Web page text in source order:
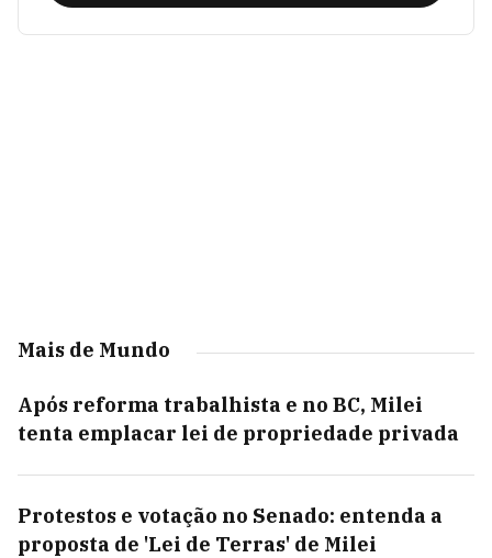
Mais de Mundo
Após reforma trabalhista e no BC, Milei
tenta emplacar lei de propriedade privada
Protestos e votação no Senado: entenda a
proposta de 'Lei de Terras' de Milei